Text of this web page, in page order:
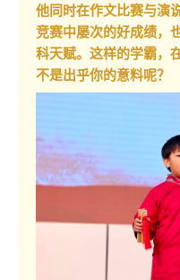
他同时在作文比赛与演
竞赛中屡次的好成绩，
科天赋。这样的学霸，
不是出乎你的意料呢？